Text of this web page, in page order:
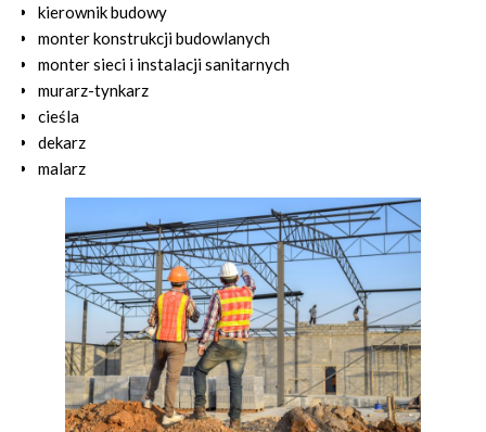
kierownik budowy
monter konstrukcji budowlanych
monter sieci i instalacji sanitarnych
murarz-tynkarz
cieśla
dekarz
malarz